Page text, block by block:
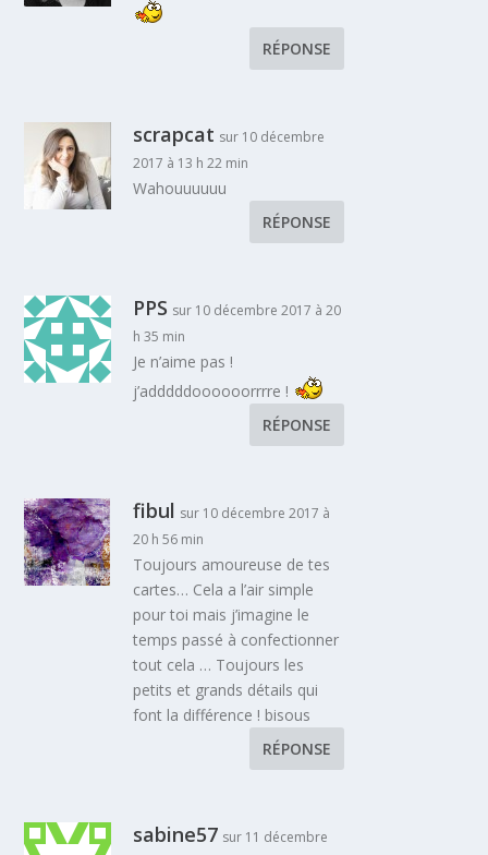
RÉPONSE
scrapcat sur 10 décembre
2017 à 13 h 22 min
Wahouuuuuu
RÉPONSE
PPS sur 10 décembre 2017 à 20
h 35 min
Je n’aime pas !
j’adddddoooooorrrre !
RÉPONSE
fibul sur 10 décembre 2017 à
20 h 56 min
Toujours amoureuse de tes
cartes… Cela a l’air simple
pour toi mais j’imagine le
temps passé à confectionner
tout cela … Toujours les
petits et grands détails qui
font la différence ! bisous
RÉPONSE
sabine57 sur 11 décembre